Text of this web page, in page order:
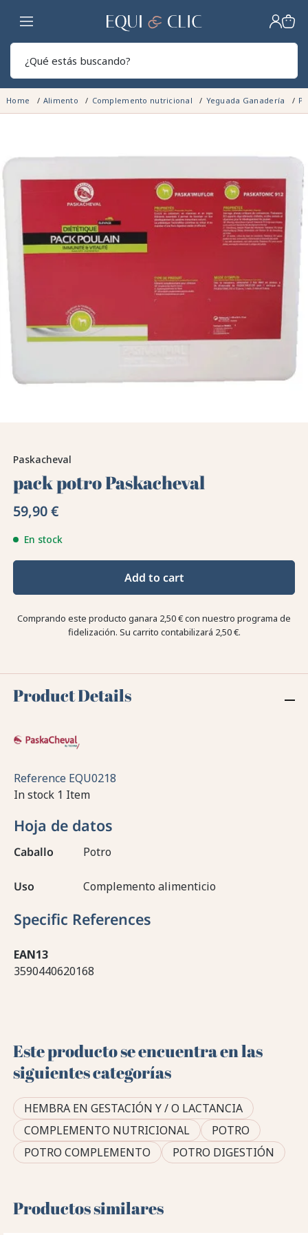
Hogar
Home Alimento Complemento nutricional Yeguada Ganadería
Paskacheval
pack potro Paskacheval
59,90 €
En stock
Add to cart
Comprando este producto ganara 2,50 €con nuestro programa de
fidelización. Su carrito contabilizará 2,50 €.
Product Details
Reference EQU0218
In stock 1 Item
Hoja de datos
Caballo Potro
Uso Complemento alimenticio
Specific References
EAN13
3590440620168
Este producto se encuentra en las
siguientes categorías
HEMBRA EN GESTACIÓN Y / O LACTANCIA
COMPLEMENTO NUTRICIONAL
POTRO
POTRO COMPLEMENTO
POTRO DIGESTIÓN
Productos similares